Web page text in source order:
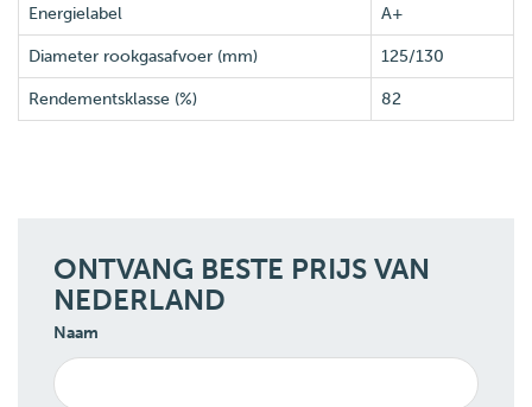
Energielabel A+
Diameter rookgasafvoer (mm) 125/130
Rendementsklasse (%) 82
ONTVANG BESTE PRIJS VAN
NEDERLAND
Naam